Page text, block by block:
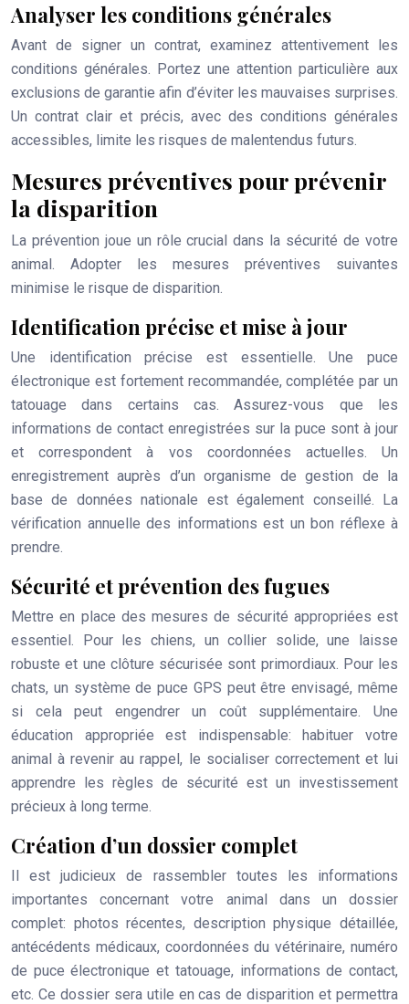
Analyser les conditions générales
Avant de signer un contrat, examinez attentivement les
conditions générales. Portez une attention particulière aux
exclusions de garantie afin d’éviter les mauvaises surprises.
Un contrat clair et précis, avec des conditions générales
accessibles, limite les risques de malentendus futurs.
Mesures préventives pour prévenir
la disparition
La prévention joue un rôle crucial dans la sécurité de votre
animal. Adopter les mesures préventives suivantes
minimise le risque de disparition.
Identification précise et mise à jour
Une identification précise est essentielle. Une puce
électronique est fortement recommandée, complétée par un
tatouage dans certains cas. Assurez-vous que les
informations de contact enregistrées sur la puce sont à jour
et correspondent à vos coordonnées actuelles. Un
enregistrement auprès d’un organisme de gestion de la
base de données nationale est également conseillé. La
vérification annuelle des informations est un bon réflexe à
prendre.
Sécurité et prévention des fugues
Mettre en place des mesures de sécurité appropriées est
essentiel. Pour les chiens, un collier solide, une laisse
robuste et une clôture sécurisée sont primordiaux. Pour les
chats, un système de puce GPS peut être envisagé, même
si cela peut engendrer un coût supplémentaire. Une
éducation appropriée est indispensable: habituer votre
animal à revenir au rappel, le socialiser correctement et lui
apprendre les règles de sécurité est un investissement
précieux à long terme.
Création d’un dossier complet
Il est judicieux de rassembler toutes les informations
importantes concernant votre animal dans un dossier
complet: photos récentes, description physique détaillée,
antécédents médicaux, coordonnées du vétérinaire, numéro
de puce électronique et tatouage, informations de contact,
etc. Ce dossier sera utile en cas de disparition et permettra